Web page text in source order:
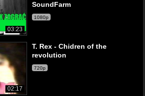
03:23
SoundFarm
1080p
02:17
T. Rex - Chidren of the
revolution
720p